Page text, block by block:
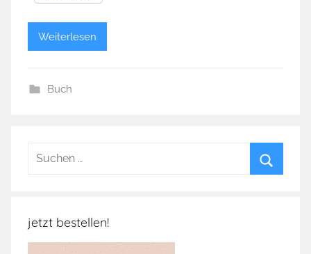
Weiterlesen
Buch
Suchen
jetzt bestellen!